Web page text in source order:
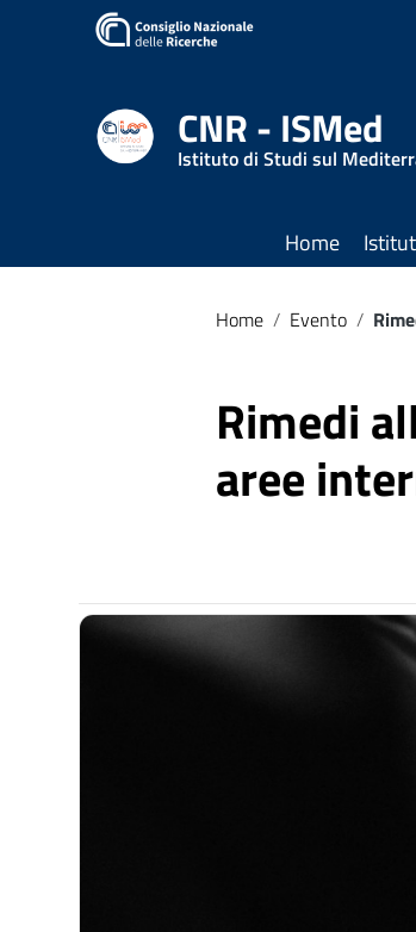
Vai ai contenuti
Vai al menu di navigazione
CNR - ISMed
Istituto di Studi sul
Home
Home / Evento /
Rimedi
aree